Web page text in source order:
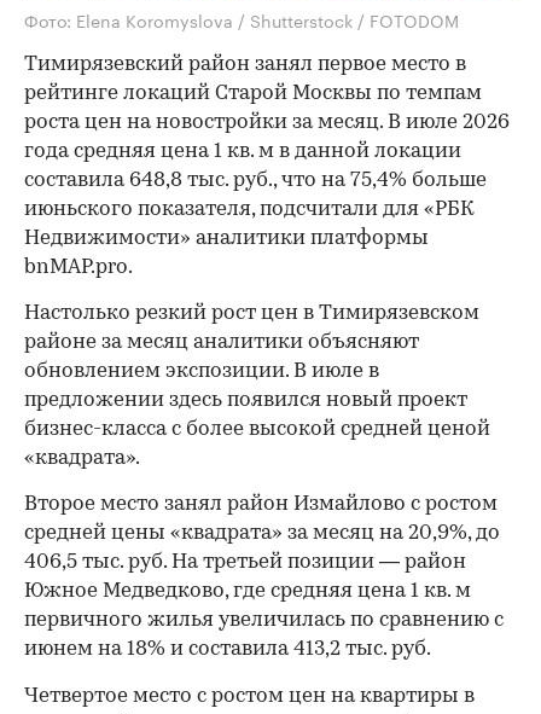
Фото: Elena Koromyslova / Shutterstock / FOTODOM
Тимирязевский район занял первое место в
рейтинге локаций Старой Москвы по темпам
роста цен на новостройки за месяц. В июле 2026
года средняя цена 1 кв. м в данной локации
составила 648,8 тыс. руб., что на 75,4% больше
июньского показателя, подсчитали для «РБК
Недвижимости» аналитики платформы
bnMAP.pro.
Настолько резкий рост цен в Тимирязевском
районе за месяц аналитики объясняют
обновлением экспозиции. В июле в
предложении здесь появился новый проект
бизнес-класса с более высокой средней ценой
«квадрата».
Второе место занял район Измайлово с ростом
средней цены «квадрата» за месяц на 20,9%, до
406,5 тыс. руб. На третьей позиции — район
Южное Медведково, где средняя цена 1 кв. м
первичного жилья увеличилась по сравнению с
июнем на 18% и составила 413,2 тыс. руб.
Четвертое место с ростом цен на квартиры в